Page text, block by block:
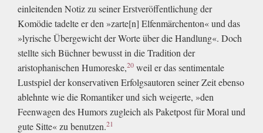
einleitenden Notiz zu seiner Erstveröffentlichung der
Komödie tadelte er den »zarte[n] Elfenmärchenton« und das
»lyrische Übergewicht der Worte über die Handlung«. Doch
stellte sich Büchner bewusst in die Tradition der
aristophanischen Humoreske,20 weil er das sentimentale
Lustspiel der konservativen Erfolgsautoren seiner Zeit ebenso
ablehnte wie die Romantiker und sich weigerte, »den
Feenwagen des Humors zugleich als Paketpost für Moral und
gute Sitte« zu benutzen.21